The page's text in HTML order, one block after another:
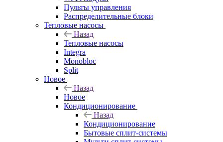
Пульты управления
Распределительные блоки
Тепловые насосы
Назад
Тепловые насосы
Integra
Monobloc
Split
Новое
Назад
Новое
Кондиционирование
Назад
Кондиционирование
Бытовые сплит-системы